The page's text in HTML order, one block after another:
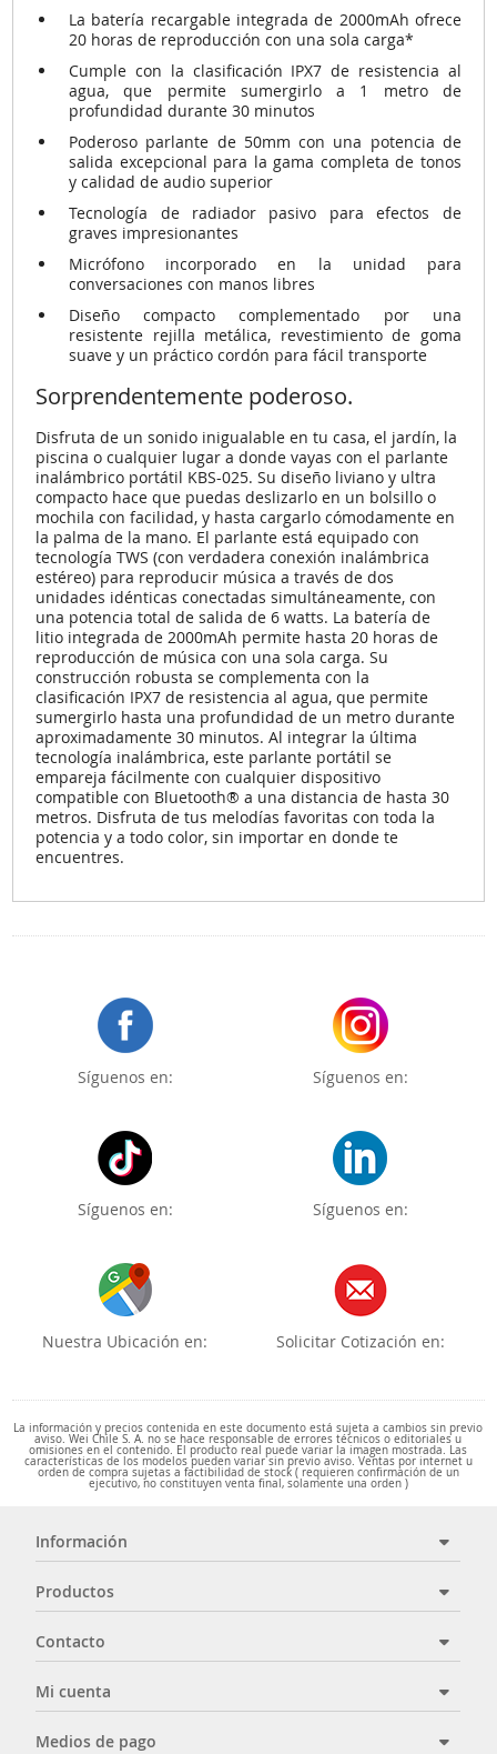
La batería recargable integrada de 2000mAh ofrece
20 horas de reproducción con una sola carga*
Cumple con la clasificación IPX7 de resistencia al
agua, que permite sumergirlo a 1 metro de
profundidad durante 30 minutos
Poderoso parlante de 50mm con una potencia de
salida excepcional para la gama completa de tonos
y calidad de audio superior
Tecnología de radiador pasivo para efectos de
graves impresionantes
Micrófono incorporado en la unidad para
conversaciones con manos libres
Diseño compacto complementado por una
resistente rejilla metálica, revestimiento de goma
suave y un práctico cordón para fácil transporte
Sorprendentemente poderoso.
Disfruta de un sonido inigualable en tu casa, el jardín, la
piscina o cualquier lugar a donde vayas con el parlante
inalámbrico portátil KBS-025. Su diseño liviano y ultra
compacto hace que puedas deslizarlo en un bolsillo o
mochila con facilidad, y hasta cargarlo cómodamente en
la palma de la mano. El parlante está equipado con
tecnología TWS (con verdadera conexión inalámbrica
estéreo) para reproducir música a través de dos
unidades idénticas conectadas simultáneamente, con
una potencia total de salida de 6 watts. La batería de
litio integrada de 2000mAh permite hasta 20 horas de
reproducción de música con una sola carga. Su
construcción robusta se complementa con la
clasificación IPX7 de resistencia al agua, que permite
sumergirlo hasta una profundidad de un metro durante
aproximadamente 30 minutos. Al integrar la última
tecnología inalámbrica, este parlante portátil se
empareja fácilmente con cualquier dispositivo
compatible con Bluetooth® a una distancia de hasta 30
metros. Disfruta de tus melodías favoritas con toda la
potencia y a todo color, sin importar en donde te
encuentres.
Síguenos en: Síguenos en:
Síguenos en: Síguenos en:
Nuestra Ubicación en: Solicitar Cotización en:
La información y precios contenida en este documento está sujeta a cambios sin previo
aviso. Wei Chile S. A. no se hace responsable de errores técnicos o editoriales u
omisiones en el contenido. El producto real puede variar la imagen mostrada. Las
características de los modelos pueden variar sin previo aviso. Ventas por internet u
orden de compra sujetas a factibilidad de stock ( requieren confirmación de un
ejecutivo, no constituyen venta final, solamente una orden )
Información
Productos
Contacto
Mi cuenta
Medios de pago